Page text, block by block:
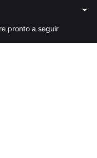
arrow_drop_down
pronto a seguir